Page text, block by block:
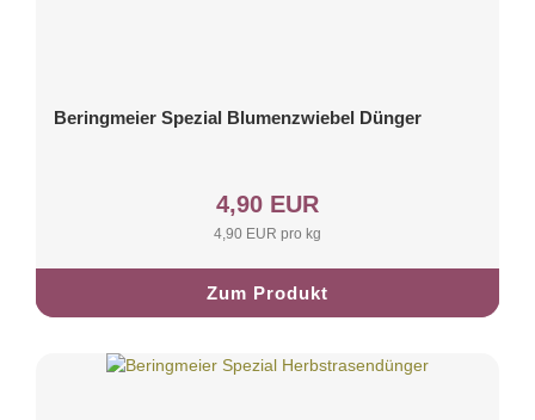
Beringmeier Spezial Blumenzwiebel Dünger
4,90 EUR
4,90 EUR pro kg
Zum Produkt